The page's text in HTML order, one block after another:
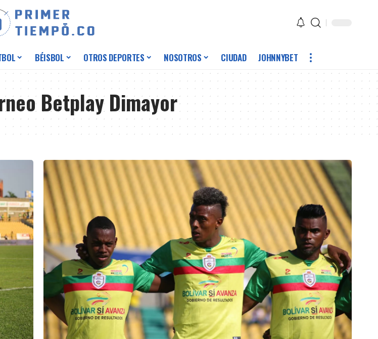
BÉISBOL OTROS DEPORTES NOSOTROS CIUDAD JOHNNYBET
Betplay Dimayor